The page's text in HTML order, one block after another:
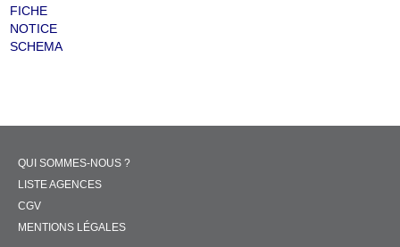
FICHE
NOTICE
SCHEMA
QUI SOMMES-NOUS ?
LISTE AGENCES
CGV
MENTIONS LÉGALES